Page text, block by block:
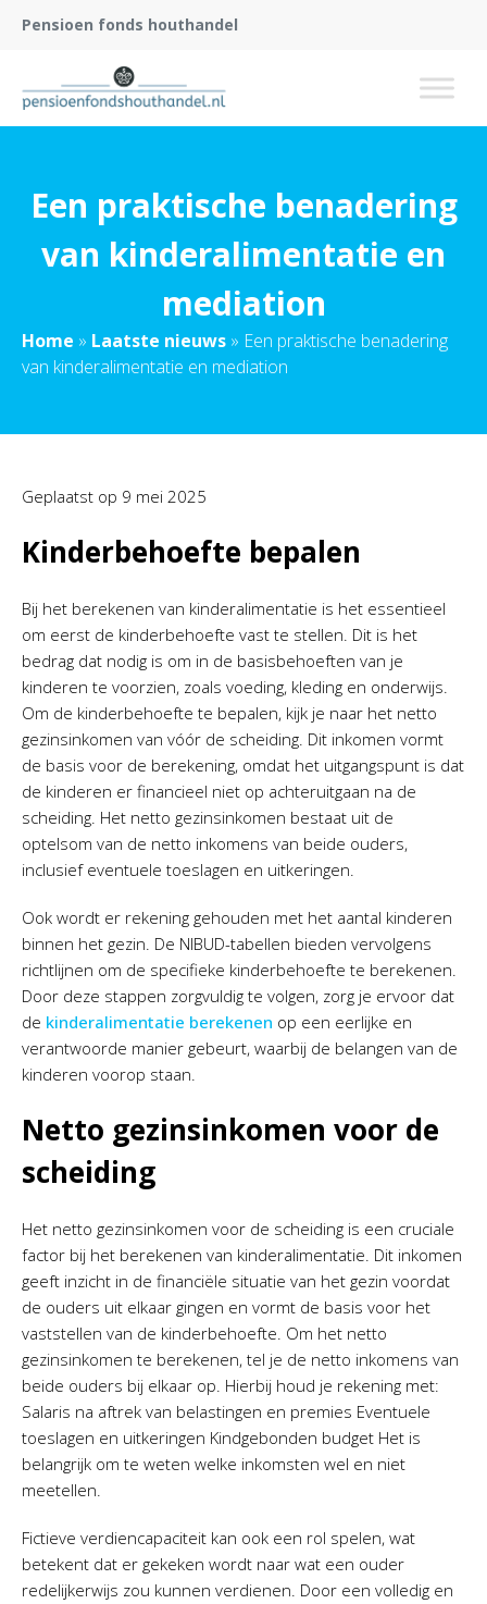
Pensioen fonds houthandel
Een praktische benadering
van kinderalimentatie en
mediation
Home » Laatste nieuws » Een praktische benadering
van kinderalimentatie en mediation
Geplaatst op 9 mei 2025
Kinderbehoefte bepalen
Bij het berekenen van kinderalimentatie is het essentieel
om eerst de kinderbehoefte vast te stellen. Dit is het
bedrag dat nodig is om in de basisbehoeften van je
kinderen te voorzien, zoals voeding, kleding en onderwijs.
Om de kinderbehoefte te bepalen, kijk je naar het netto
gezinsinkomen van vóór de scheiding. Dit inkomen vormt
de basis voor de berekening, omdat het uitgangspunt is dat
de kinderen er financieel niet op achteruitgaan na de
scheiding. Het netto gezinsinkomen bestaat uit de
optelsom van de netto inkomens van beide ouders,
inclusief eventuele toeslagen en uitkeringen.
Ook wordt er rekening gehouden met het aantal kinderen
binnen het gezin. De NIBUD-tabellen bieden vervolgens
richtlijnen om de specifieke kinderbehoefte te berekenen.
Door deze stappen zorgvuldig te volgen, zorg je ervoor dat
de kinderalimentatie berekenen op een eerlijke en
verantwoorde manier gebeurt, waarbij de belangen van de
kinderen voorop staan.
Netto gezinsinkomen voor de
scheiding
Het netto gezinsinkomen voor de scheiding is een cruciale
factor bij het berekenen van kinderalimentatie. Dit inkomen
geeft inzicht in de financiële situatie van het gezin voordat
de ouders uit elkaar gingen en vormt de basis voor het
vaststellen van de kinderbehoefte. Om het netto
gezinsinkomen te berekenen, tel je de netto inkomens van
beide ouders bij elkaar op. Hierbij houd je rekening met:
Salaris na aftrek van belastingen en premies Eventuele
toeslagen en uitkeringen Kindgebonden budget Het is
belangrijk om te weten welke inkomsten wel en niet
meetellen.
Fictieve verdiencapaciteit kan ook een rol spelen, wat
betekent dat er gekeken wordt naar wat een ouder
redelijkerwijs zou kunnen verdienen. Door een volledig en